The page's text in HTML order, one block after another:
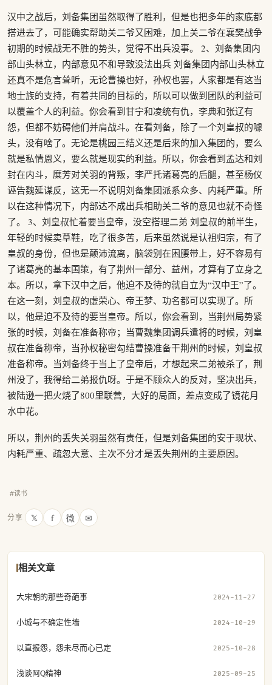
汉中之战后，刘备集团虽然取得了胜利，但是也把多年的家底都
搭进去了，可能确实帮助关二爷又困难，加上关二爷在襄樊战争
初期的时候战无不胜的势头，觉得不出兵没事。 2、刘备集团内
部山头林立，内部意见不和导致没法出兵 刘备集团内部山头林立
还真不是危言耸听，无论曹操也好，孙权也罢，人家都是有这当
地士族的支持，有着共同的目标的，所以可以做到团队的利益可
以覆盖个人的利益。你会看到甘宁和凌统有仇，李典和张辽有
怨，但都不妨碍他们并肩战斗。在看刘备，除了一个刘皇叔的噱
头，没有啥了。无论是桃园三结义还是后来的加入集团的，要么
就是私情恩义，要么就是现实的利益。所以，你会看到孟达和刘
封在内斗，糜芳对关羽的背叛，李严托诸葛亮的后腿，甚至杨仪
诬告魏延谋反，这无一不说明刘备集团派系众多、内耗严重。所
以在这种情况下，内部达不成出兵相助关二爷的意见也就不奇怪
了。 3、刘皇叔忙着要当皇帝，没空搭理二弟 刘皇叔的前半生，
年轻的时候卖草鞋，吃了很多苦，后来虽然说是认祖归宗，有了
皇叔的身份，但也是颠沛流离，脑袋别在困腰带上，好不容易有
了诸葛亮的基本国策，有了荆州一部分、益州，才算有了立身之
本。所以，拿下汉中之后，他迫不及待的就自立为“汉中王”了。
在这一刻，刘皇叔的虚荣心、帝王梦、功名都可以实现了。所
以，他是迫不及待的要当皇帝。所以，你会看到，当荆州局势紧
张的时候，刘备在准备称帝；当曹魏集团调兵遣将的时候，刘皇
叔在准备称帝，当孙权秘密勾结曹操准备干荆州的时候，刘皇叔
准备称帝。当刘备终于当上了皇帝后，才想起来二弟被杀了，荆
州没了，我得给二弟报仇呀。于是不顾众人的反对，坚决出兵，
被陆逊一把火烧了800里联营，大好的局面，差点变成了镜花月
水中花。
所以，荆州的丢失关羽虽然有责任，但是刘备集团的安于现状、
内耗严重、疏忽大意、主次不分才是丢失荆州的主要原因。
#读书
分享 𝕏 f 微 ✉
相关文章
大宋朝的那些奇葩事 2024-11-27
小城与不确定性墙 2024-10-29
以直报怨，怨未尽而心已定 2025-10-28
浅谈阿Q精神 2025-09-25